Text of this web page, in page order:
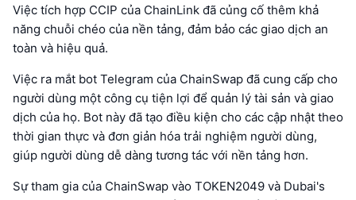
Việc tích hợp CCIP của ChainLink đã củng cố thêm khả
năng chuỗi chéo của nền tảng, đảm bảo các giao dịch an
toàn và hiệu quả.
Việc ra mắt bot Telegram của ChainSwap đã cung cấp cho
người dùng một công cụ tiện lợi để quản lý tài sản và giao
dịch của họ. Bot này đã tạo điều kiện cho các cập nhật theo
thời gian thực và đơn giản hóa trải nghiệm người dùng,
giúp người dùng dễ dàng tương tác với nền tảng hơn.
Sự tham gia của ChainSwap vào TOKEN2049 và Dubai's